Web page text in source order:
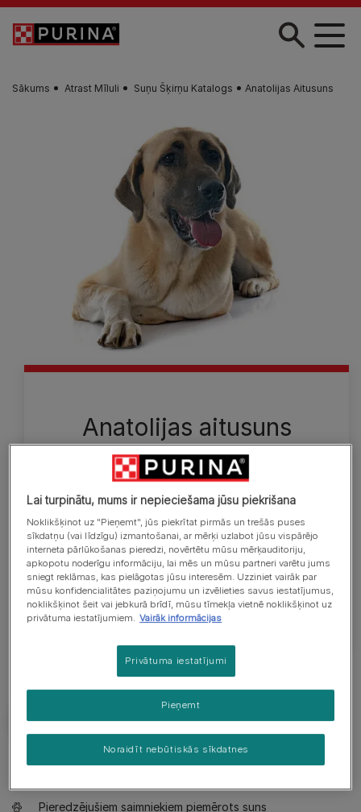
Skip to main content
Sākums Atrast Mīluli Suņu Šķirņu Katalogs Anatolijas Aitusuns
Anatolijas aitusuns
Pilnībā pieauguša milzīgā, mastifam tipiskās
spēcīgās miesas būves karabaša tēviņa augstums
skaustā ir 74–81 cm, bet mātītes augstums skaustā
ir 71–79 cm. Pieaudzis suns sver no 50 līdz 64 kg,
bet kuce — no 41 līdz 59 kg. Īsais, blīvais
apmatojums var būt jebkādā krāsā ar izteiktu
melno masku un ausīm vai bez tām, un bieži tas ir
dzeltenbrūns vai tumši dzeltenbrūns ar baltu.
Nepieciešams zināt
Pieredzējušiem saimniekiem piemērots suns
Lai turpinātu, mums ir nepieciešama jūsu piekrišana
Noklikšķinot uz "Pieņemt", jūs piekrītat pirmās un trešās puses
sīkdatņu (vai līdzīgu) izmantošanai, ar mērķi uzlabot jūsu vispārējo
interneta pārlūkošanas pieredzi, novērtētu mūsu mērķauditoriju,
apkopotu noderīgu informāciju, lai mēs un mūsu partneri varētu jums
sniegt reklāmas, kas pielāgotas jūsu interesēm. Uzziniet vairāk par
mūsu konfidencialitātes paziņojumu un izvēlieties savus iestatījumus,
noklikšķinot šeit vai jebkurā brīdī, mūsu tīmekļa vietnē noklikšķinot uz
privātuma iestatījumiem. Vairāk informācijas
Privātuma iestatījumi
Noraidīt nebūtiskās sīkdatnes
Pieņemt